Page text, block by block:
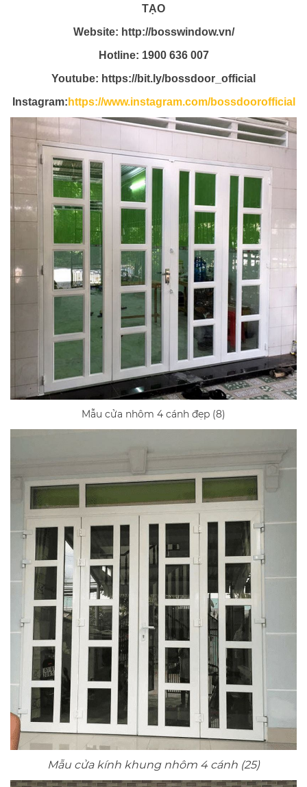
TẠO
Website: http://bosswindow.vn/
Hotline: 1900 636 007
Youtube: https://bit.ly/bossdoor_official
Instagram: https://www.instagram.com/bossdoorofficial
Mẫu cửa nhôm 4 cánh đẹp (8)
Mẫu cửa kính khung nhôm 4 cánh (25)